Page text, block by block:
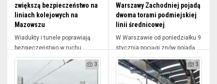
zwiększą bezpieczeństwo na
liniach kolejowych na
Mazowszu
Wiadukty i tunele poprawiają
bezpieczeństwo w ruchu
kolejowy...
Warszawy Zachodniej pojadą
dwoma torami podmiejskiej
linii średnicowej
W Warszawie od poniedziałku 9
stycznia pociągi znów pojadą
d...
3
3